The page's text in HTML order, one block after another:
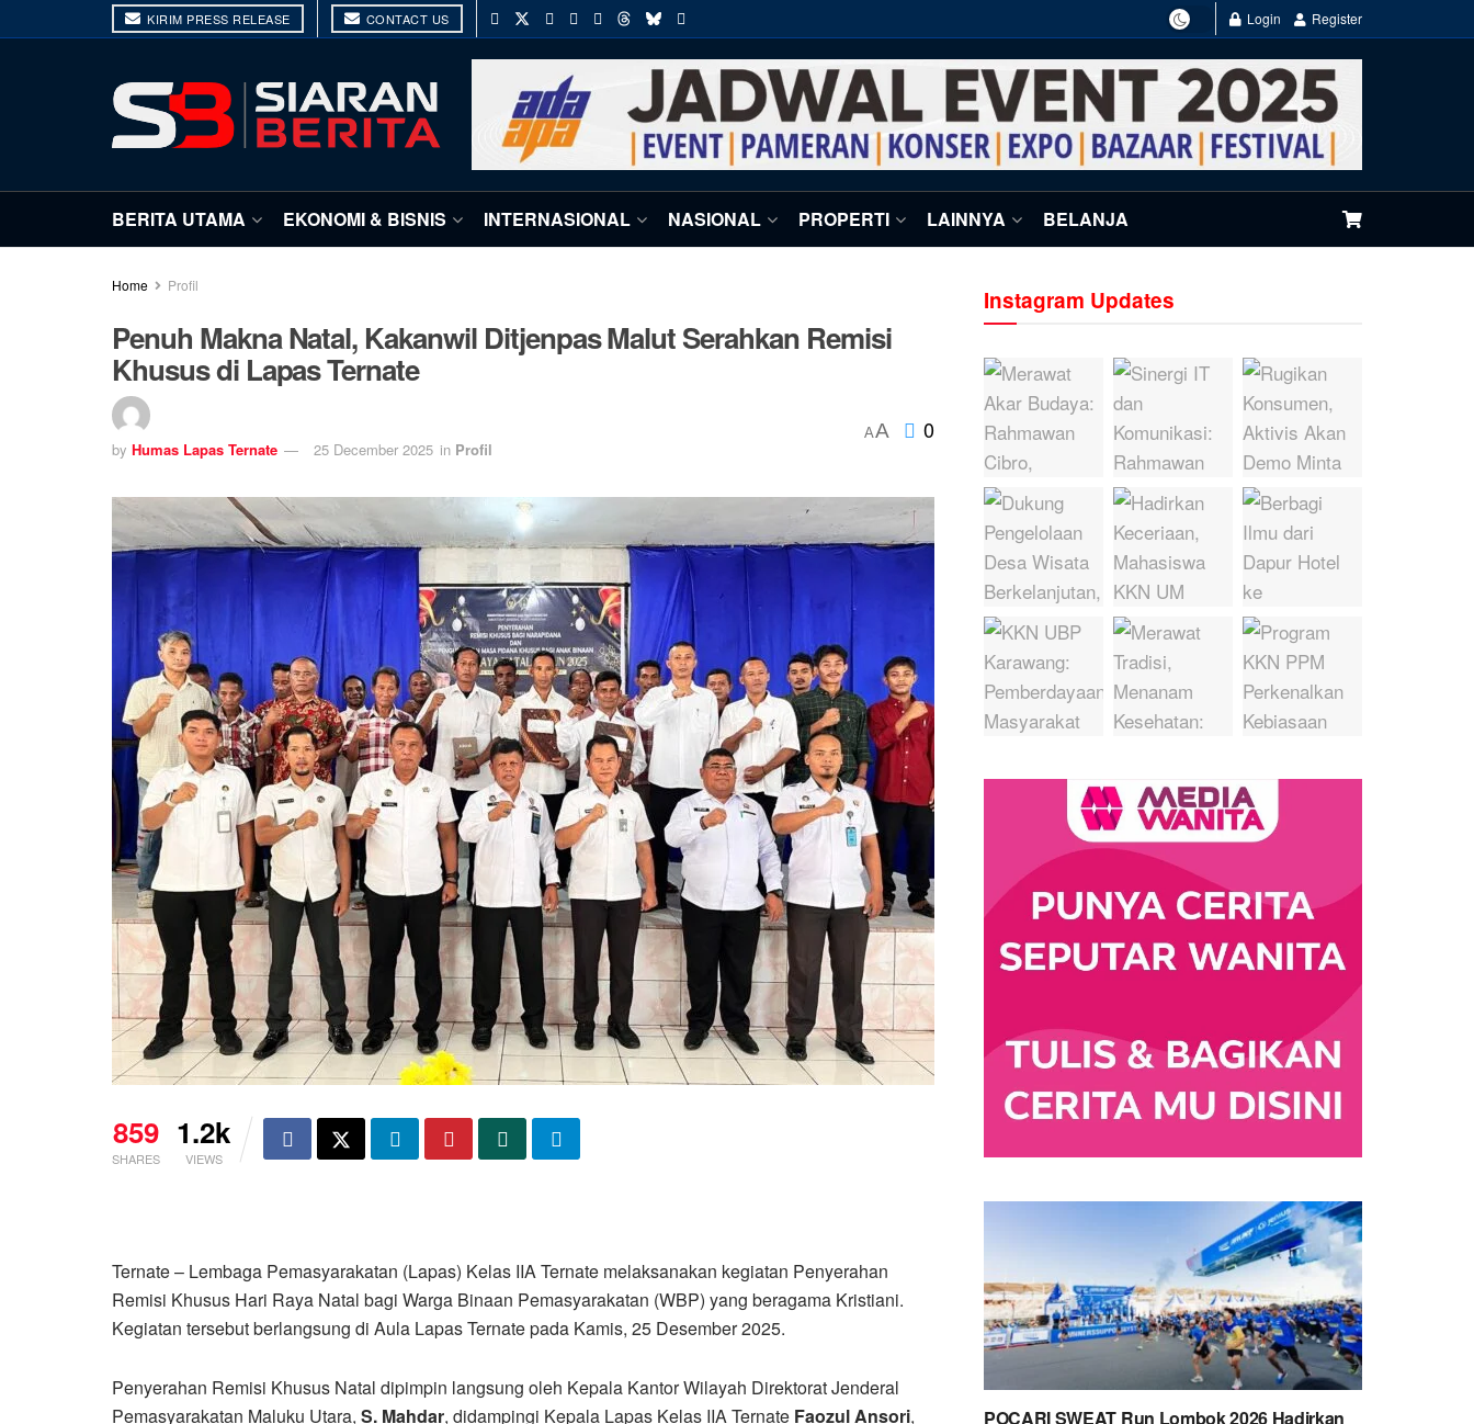
KIRIM PRESS RELEASE CONTACT US Login Register
BERITA UTAMA EKONOMI & BISNIS INTERNASIONAL NASIONAL PROPERTI LAINNYA BELANJA
Home Profil
Penuh Makna Natal, Kakanwil Ditjenpas Malut Serahkan Remisi
Khusus di Lapas Ternate
by Humas Lapas Ternate 25 December 2025 in Profil
AA 0
859
SHARES
1.2k
VIEWS
Ternate – Lembaga Pemasyarakatan (Lapas) Kelas IIA Ternate melaksanakan kegiatan Penyerahan
Remisi Khusus Hari Raya Natal bagi Warga Binaan Pemasyarakatan (WBP) yang beragama Kristiani.
Kegiatan tersebut berlangsung di Aula Lapas Ternate pada Kamis, 25 Desember 2025.
Penyerahan Remisi Khusus Natal dipimpin langsung oleh Kepala Kantor Wilayah Direktorat Jenderal
Pemasyarakatan Maluku Utara, S. Mahdar, didampingi Kepala Lapas Kelas IIA Ternate Faozul Ansori,
Instagram Updates
POCARI SWEAT Run Lombok 2026 Hadirkan